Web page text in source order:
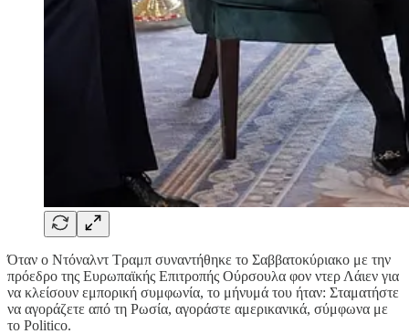
Όταν ο Ντόναλντ Τραμπ συναντήθηκε το Σαββατοκύριακο με την
πρόεδρο της Ευρωπαϊκής Επιτροπής Ούρσουλα φον ντερ Λάιεν για
να κλείσουν εμπορική συμφωνία, το μήνυμά του ήταν: Σταματήστε
να αγοράζετε από τη Ρωσία, αγοράστε αμερικανικά, σύμφωνα με
το Politico.